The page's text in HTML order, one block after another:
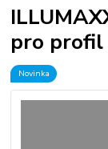
pro profil
Novinka